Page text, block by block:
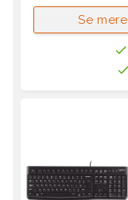
Se mere